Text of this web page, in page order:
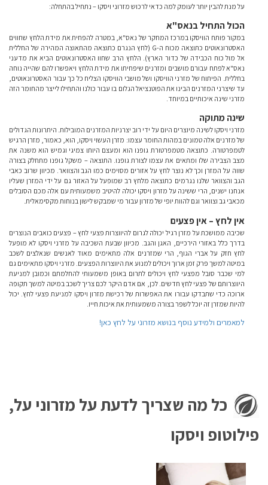
על מנת להבין יותר לעומק למה כדאי לרכוש מזרוני ויסקו – נתחיל בהתחלה:
הכול התחיל בנאס"א
במקור פותח הוויסקו במרכז המחקר של נאס"א, במטרה להפחית את מידת הלחץ שחווים
האסטרונאוטים כתוצאה מכוח ה-G (לחץ הנגרם כתוצאה מהתאוצה המהירה של החללית
אל מול כוח הכבידה של כדור הארץ). הלחץ הרב שחוו האסטרונאוטים הביא את מדעני
נאס"א לפתח עבורם מושבים ומזרנים שיפחיתו את מידת הלחץ ויאפשרו להם שהייה נוחה
בחללית. הפיתוח של מזרני הוויסקו ושל מושבי הוויסקו הצליח כל כך עבור האסטרונאוטים,
עד שיצרני המזרנים הבינו את הפוטנציאל הגלום בו עבור כולנו והתחילו לייצר מהחומר הזה
מזרני שינה איכותיים במיוחד.
שינה מתוקה
מזרני ויסקו לשינה מיוצרים היום על ידי רוב יצרניות המזרנים המובילות. היתרונות הגדולים
של מזרנים אלה טמונים במהות החומר עצמו: מזרן העשוי ויסקו, הוא, כאמור, מזרן הרגיש
לטמפרטורה. כתוצאה מטמפרטורת גופנו הוא ומעצם היותו צמיגי וגמיש הוא משנה את
מצב הצבירה שלו ומתאים את עצמו לצורת גופנו. התוצאה – משקל גופנו מתחלק בצורה
שווה על המזרן וכך לא נוצר לחץ על אזורים מסוימים כמו הגב והצוואר. מכיוון שרוב כאבי
הגב והצוואר שלנו נגרמים כתוצאה מלחץ רב שמופעל על האזור גם על ידי המזרן שעליו
אנחנו ישנים, הרי ששינה על מזרון ויסקו יכולה להיטיב משמעותית עם אלה מכם הסובלים
מכאבי גב וצוואר וגם להוות יופי של מזרון עבור מי שמבקש לישון בנוחות מקסימאלית.
אין לחץ – אין פצעים
שכיבה ממושכת על מזרן רגיל יכולה לגרום להיווצרות פצעי לחץ – פצעים כואבים הנוצרים
בדרך כלל באזורי הירכיים, האגן והגב. מכיוון שבעת השכיבה על מזרני ויסקו לא מופעל
לחץ חזק על אברי הגוף, הרי שמזרנים אלה מתאימים מאוד לאנשים שנאלצים לשכב
במיטה למשך פרק זמן ארוך ויכולים למנוע את היווצרות הפצעים. מזרני ויסקו מתאימים גם
למי שכבר סובל מפצעי לחץ ויכולים לתרום באופן משמעותי להחלמתם וכמובן למניעת
היווצרותם של פצעי לחץ חדשים. לכן, אם אדם היקר לכם צריך לשכב במיטה למשך תקופה
ארוכה כדי שתבדקו עבורו את האפשרות של רכישת מזרון ויסקו למניעת פצעי לחץ. יכול
להיות שמזרן זה יוכל לשפר בצורה משמעותית את איכות חייו.
למאמרים ולמידע נוסף בנושא מזרוני על לחץ כאן!
כל מה שצריך לדעת על מזרוני על,
פילוטופ ויסקו